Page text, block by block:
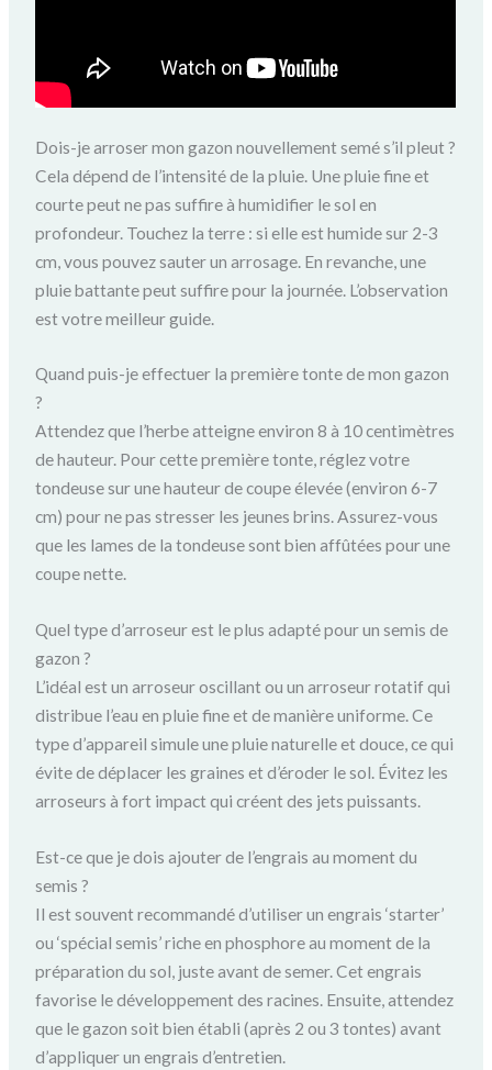
Dois-je arroser mon gazon nouvellement semé s’il pleut ?
Cela dépend de l’intensité de la pluie. Une pluie fine et
courte peut ne pas suffire à humidifier le sol en
profondeur. Touchez la terre : si elle est humide sur 2-3
cm, vous pouvez sauter un arrosage. En revanche, une
pluie battante peut suffire pour la journée. L’observation
est votre meilleur guide.
Quand puis-je effectuer la première tonte de mon gazon
?
Attendez que l’herbe atteigne environ 8 à 10 centimètres
de hauteur. Pour cette première tonte, réglez votre
tondeuse sur une hauteur de coupe élevée (environ 6-7
cm) pour ne pas stresser les jeunes brins. Assurez-vous
que les lames de la tondeuse sont bien affûtées pour une
coupe nette.
Quel type d’arroseur est le plus adapté pour un semis de
gazon ?
L’idéal est un arroseur oscillant ou un arroseur rotatif qui
distribue l’eau en pluie fine et de manière uniforme. Ce
type d’appareil simule une pluie naturelle et douce, ce qui
évite de déplacer les graines et d’éroder le sol. Évitez les
arroseurs à fort impact qui créent des jets puissants.
Est-ce que je dois ajouter de l’engrais au moment du
semis ?
Il est souvent recommandé d’utiliser un engrais ‘starter’
ou ‘spécial semis’ riche en phosphore au moment de la
préparation du sol, juste avant de semer. Cet engrais
favorise le développement des racines. Ensuite, attendez
que le gazon soit bien établi (après 2 ou 3 tontes) avant
d’appliquer un engrais d’entretien.